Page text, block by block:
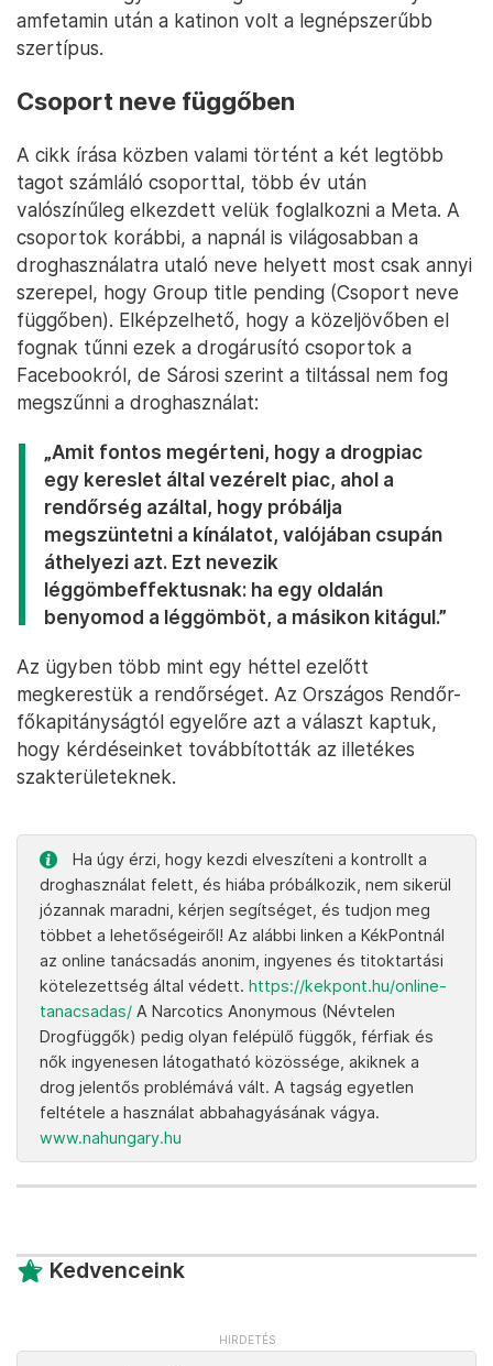
amfetamin után a katinon volt a legnépszerűbb
szertípus.
Csoport neve függőben
A cikk írása közben valami történt a két legtöbb
tagot számláló csoporttal, több év után
valószínűleg elkezdett velük foglalkozni a Meta. A
csoportok korábbi, a napnál is világosabban a
droghasználatra utaló neve helyett most csak annyi
szerepel, hogy Group title pending (Csoport neve
függőben). Elképzelhető, hogy a közeljövőben el
fognak tűnni ezek a drogárusító csoportok a
Facebookról, de Sárosi szerint a tiltással nem fog
megszűnni a droghasználat:
„Amit fontos megérteni, hogy a drogpiac
egy kereslet által vezérelt piac, ahol a
rendőrség azáltal, hogy próbálja
megszüntetni a kínálatot, valójában csupán
áthelyezi azt. Ezt nevezik
léggömbeffektusnak: ha egy oldalán
benyomod a léggömböt, a másikon kitágul.”
Az ügyben több mint egy héttel ezelőtt
megkerestük a rendőrséget. Az Országos Rendőr-
főkapitányságtól egyelőre azt a választ kaptuk,
hogy kérdéseinket továbbították az illetékes
szakterületeknek.
Ha úgy érzi, hogy kezdi elveszíteni a kontrollt a
droghasználat felett, és hiába próbálkozik, nem sikerül
józannak maradni, kérjen segítséget, és tudjon meg
többet a lehetőségeiről! Az alábbi linken a KékPontnál
az online tanácsadás anonim, ingyenes és titoktartási
kötelezettség által védett. https://kekpont.hu/online-
tanacsadas/ A Narcotics Anonymous (Névtelen
Drogfüggők) pedig olyan felépülő függők, férfiak és
nők ingyenesen látogatható közössége, akiknek a
drog jelentős problémává vált. A tagság egyetlen
feltétele a használat abbahagyásának vágya.
www.nahungary.hu
Kedvenceink